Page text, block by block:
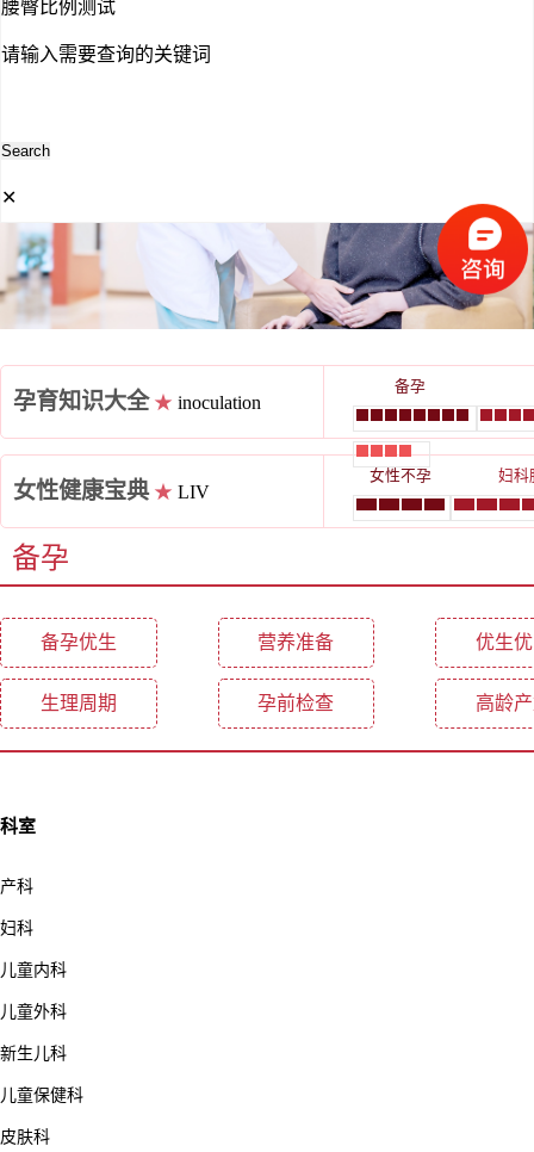
腰臀比例测试
请输入需要查询的关键词
✕
孕育知识大全 ★ inoculation
备孕
女性健康宝典 ★ LIV
女性不孕 妇科
备孕
备孕优生 营养准备 优生
生理周期 孕前检查 高龄
科室
产科
妇科
儿童内科
儿童外科
新生儿科
儿童保健科
皮肤科